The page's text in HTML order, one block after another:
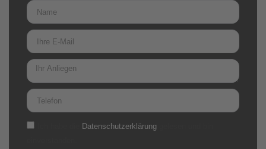
Datenschutzerklärung